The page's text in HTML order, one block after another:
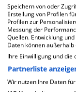
In
Speichern von oder
Erstellung von Profilen
Profilen zur
Messung der
Quellen. Entwicklung
Daten können
Ihre Einwilligung und die
Partnerliste
Wir nutzen Ihre Daten